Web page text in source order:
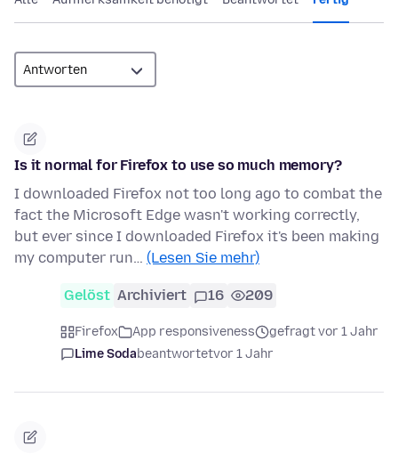
Is it normal for Firefox to use so much memory?
I downloaded Firefox not too long ago to combat the
fact the Microsoft Edge wasn't working correctly,
but ever since I downloaded Firefox it's been making
my computer run… (Lesen Sie mehr)
Gelöst Archiviert 16 209
Firefox App responsiveness
gefragt vor 1 Jahr
Lime Sodabeantwortetvor 1 Jahr